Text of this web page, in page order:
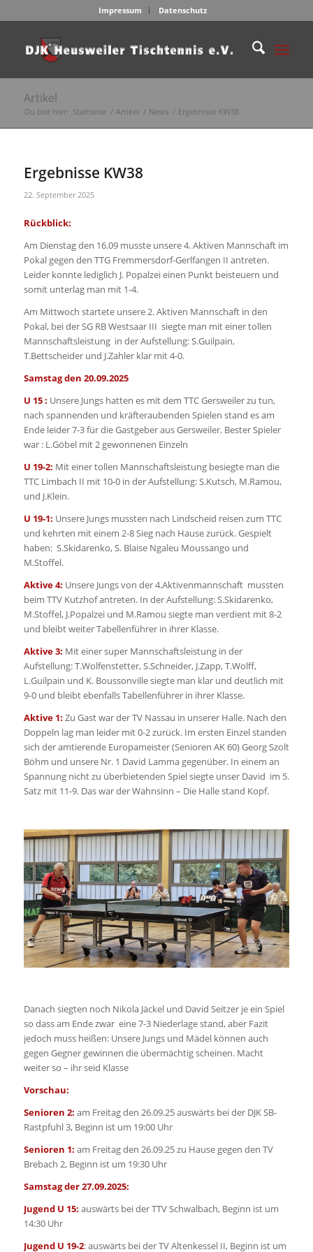
Impressum Datenschutz
Artikel
Du bist hier: Startseite / Artikel / News / Ergebnisse KW38
Ergebnisse KW38
22. September 2025
Rückblick:
Am Dienstag den 16.09 musste unsere 4. Aktiven Mannschaft im
Pokal gegen den TTG Fremmersdorf-Gerlfangen II antreten.
Leider konnte lediglich J. Popalzei einen Punkt beisteuern und
somit unterlag man mit 1-4.
Am Mittwoch startete unsere 2. Aktiven Mannschaft in den
Pokal, bei der SG RB Westsaar III siegte man mit einer tollen
Mannschaftsleistung in der Aufstellung: S.Guilpain,
T.Bettscheider und J.Zahler klar mit 4-0.
Samstag den 20.09.2025
U 15 : Unsere Jungs hatten es mit dem TTC Gersweiler zu tun,
nach spannenden und kräfteraubenden Spielen stand es am
Ende leider 7-3 für die Gastgeber aus Gersweiler. Bester Spieler
war : L.Göbel mit 2 gewonnenen Einzeln
U 19-2: Mit einer tollen Mannschaftsleistung besiegte man die
TTC Limbach II mit 10-0 in der Aufstellung: S.Kutsch, M.Ramou,
und J.Klein.
U 19-1: Unsere Jungs mussten nach Lindscheid reisen zum TTC
und kehrten mit einem 2-8 Sieg nach Hause zurück. Gespielt
haben: S.Skidarenko, S. Blaise Ngaleu Moussango und
M.Stoffel.
Aktive 4: Unsere Jungs von der 4.Aktivenmannschaft mussten
beim TTV Kutzhof antreten. In der Aufstellung: S.Skidarenko,
M.Stoffel, J.Popalzei und M.Ramou siegte man verdient mit 8-2
und bleibt weiter Tabellenführer in ihrer Klasse.
Aktive 3: Mit einer super Mannschaftsleistung in der
Aufstellung: T.Wolfenstetter, S.Schneider, J.Zapp, T.Wolff,
L.Guilpain und K. Boussonville siegte man klar und deutlich mit
9-0 und bleibt ebenfalls Tabellenführer in ihrer Klasse.
Aktive 1: Zu Gast war der TV Nassau in unserer Halle. Nach den
Doppeln lag man leider mit 0-2 zurück. Im ersten Einzel standen
sich der amtierende Europameister (Senioren AK 60) Georg Szolt
Böhm und unsere Nr. 1 David Lamma gegenüber. In einem an
Spannung nicht zu überbietenden Spiel siegte unser David im 5.
Satz mit 11-9. Das war der Wahnsinn – Die Halle stand Kopf.
Danach siegten noch Nikola Jäckel und David Seitzer je ein Spiel
so dass am Ende zwar eine 7-3 Niederlage stand, aber Fazit
jedoch muss heißen: Unsere Jungs und Mädel können auch
gegen Gegner gewinnen die übermächtig scheinen. Macht
weiter so – ihr seid Klasse
Vorschau:
Senioren 2: am Freitag den 26.09.25 auswärts bei der DJK SB-
Rastpfuhl 3, Beginn ist um 19:00 Uhr
Senioren 1: am Freitag den 26.09.25 zu Hause gegen den TV
Brebach 2, Beginn ist um 19:30 Uhr
Samstag der 27.09.2025:
Jugend U 15: auswärts bei der TTV Schwalbach, Beginn ist um
14:30 Uhr
Jugend U 19-2: auswärts bei der TV Altenkessel II, Beginn ist um